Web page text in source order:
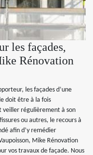
les façades,
Rénovation
les façades d’une
doit être à la fois
régulièrement à son
ou autres, le recours à
afin d’y remédier
Mike Rénovation
vos travaux de façade. Nous